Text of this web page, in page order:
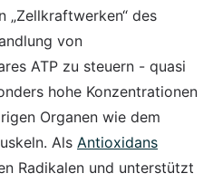
„Zellkraftwerken“ des
von
ATP zu steuern - quasi
hohe Konzentrationen
Organen wie dem
Als Antioxidans
Radikalen und unterstützt